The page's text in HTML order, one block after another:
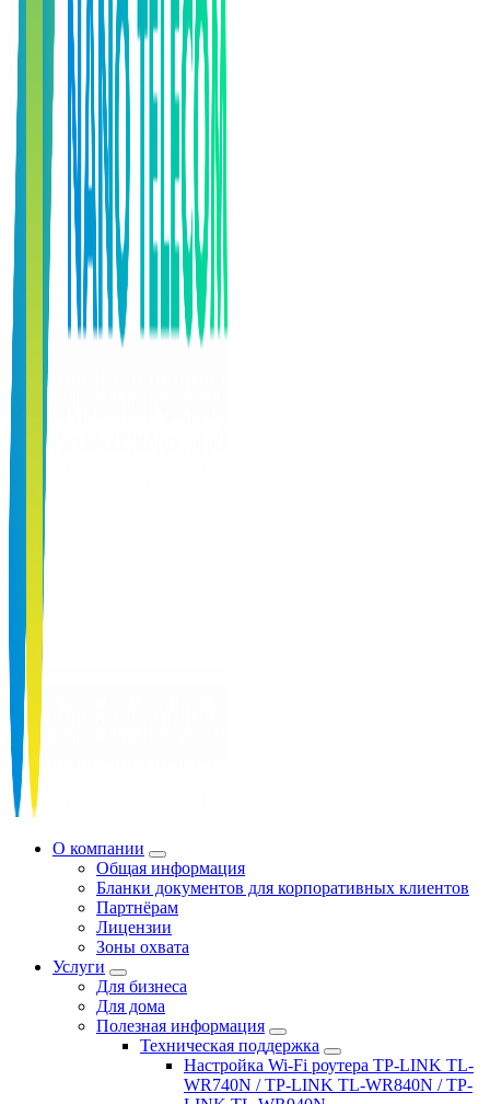
О компании
Общая информация
Бланки документов для корпоративных клиентов
Партнёрам
Лицензии
Зоны охвата
Услуги
Для бизнеса
Для дома
Полезная информация
Техническая поддержка
Настройка Wi-Fi роутера TP-LINK TL-
WR740N / TP-LINK TL-WR840N / TP-